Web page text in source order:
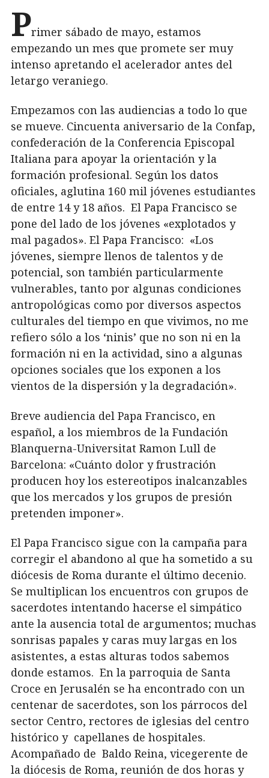
Primer sábado de mayo, estamos
empezando un mes que promete ser muy
intenso apretando el acelerador antes del
letargo veraniego.
Empezamos con las audiencias a todo lo que
se mueve. Cincuenta aniversario de la Confap,
confederación de la Conferencia Episcopal
Italiana para apoyar la orientación y la
formación profesional. Según los datos
oficiales, aglutina 160 mil jóvenes estudiantes
de entre 14 y 18 años. El Papa Francisco se
pone del lado de los jóvenes «explotados y
mal pagados». El Papa Francisco: «Los
jóvenes, siempre llenos de talentos y de
potencial, son también particularmente
vulnerables, tanto por algunas condiciones
antropológicas como por diversos aspectos
culturales del tiempo en que vivimos, no me
refiero sólo a los ‘ninis’ que no son ni en la
formación ni en la actividad, sino a algunas
opciones sociales que los exponen a los
vientos de la dispersión y la degradación».
Breve audiencia del Papa Francisco, en
español, a los miembros de la Fundación
Blanquerna-Universitat Ramon Lull de
Barcelona: «Cuánto dolor y frustración
producen hoy los estereotipos inalcanzables
que los mercados y los grupos de presión
pretenden imponer».
El Papa Francisco sigue con la campaña para
corregir el abandono al que ha sometido a su
diócesis de Roma durante el último decenio.
Se multiplican los encuentros con grupos de
sacerdotes intentando hacerse el simpático
ante la ausencia total de argumentos; muchas
sonrisas papales y caras muy largas en los
asistentes, a estas alturas todos sabemos
donde estamos. En la parroquia de Santa
Croce en Jerusalén se ha encontrado con un
centenar de sacerdotes, son los párrocos del
sector Centro, rectores de iglesias del centro
histórico y capellanes de hospitales.
Acompañado de Baldo Reina, vicegerente de
la diócesis de Roma, reunión de dos horas y